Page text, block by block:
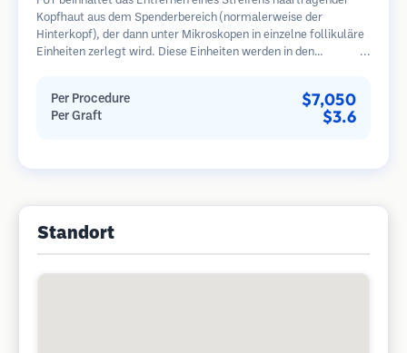
Kopfhaut aus dem Spenderbereich (normalerweise der
Hinterkopf), der dann unter Mikroskopen in einzelne follikuläre
Einheiten zerlegt wird. Diese Einheiten werden in den
eine lineare Narbe.
Per Procedure $7,050
Per Graft $3.6
Standort